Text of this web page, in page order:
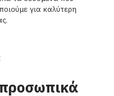
για καλύτερη